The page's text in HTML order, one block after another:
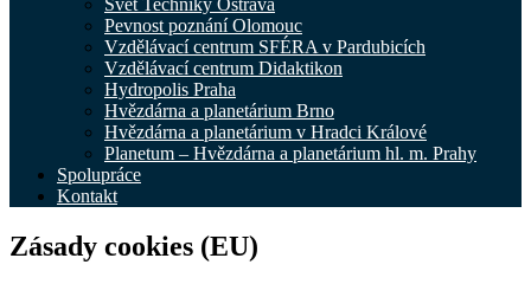
Svět Techniky Ostrava
Pevnost poznání Olomouc
Vzdělávací centrum SFÉRA v Pardubicích
Vzdělávací centrum Didaktikon
Hydropolis Praha
Hvězdárna a planetárium Brno
Hvězdárna a planetárium v Hradci Králové
Planetum – Hvězdárna a planetárium hl. m. Prahy
Spolupráce
Kontakt
Zásady cookies (EU)